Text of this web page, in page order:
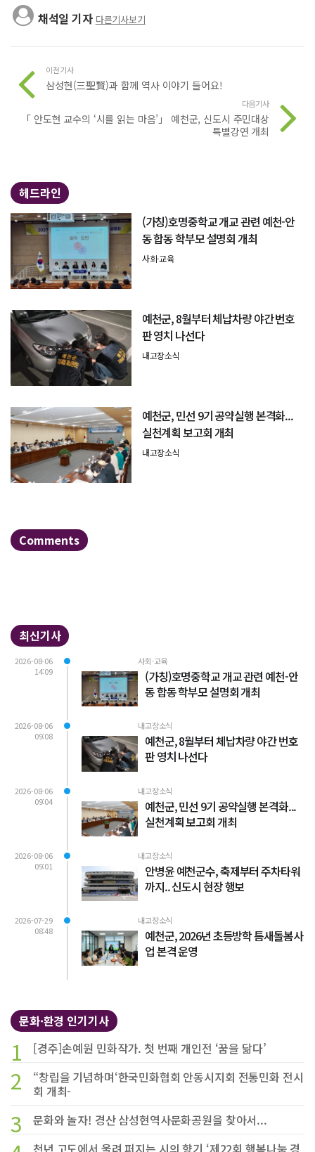
채석일 기자 다른기사보기
이전기사
삼성현(三聖賢)과 함께 역사 이야기 들어요!
다음기사
「 안도현 교수의 ‘시를 읽는 마음’」 예천군, 신도시 주민대상
특별강연 개최
헤드라인
(가칭)호명중학교 개교 관련 예천-안
동 합동 학부모 설명회 개최
사회·교육
예천군, 8월부터 체납차량 야간 번호
판 영치 나선다
내고장소식
예천군, 민선 9기 공약실행 본격화...
실천계획 보고회 개최
내고장소식
Comments
최신기사
2026-08-06
14:09
사회·교육
(가칭)호명중학교 개교 관련 예천-안
동 합동 학부모 설명회 개최
2026-08-06
09:08
내고장소식
예천군, 8월부터 체납차량 야간 번호
판 영치 나선다
2026-08-06
09:04
내고장소식
예천군, 민선 9기 공약실행 본격화...
실천계획 보고회 개최
2026-08-06
09:01
내고장소식
안병윤 예천군수, 축제부터 주차타워
까지.. 신도시 현장 행보
2026-07-29
08:48
내고장소식
예천군, 2026년 초등방학 틈새돌봄사
업 본격 운영
문화·환경 인기기사
1 [경주]손예원 민화작가. 첫 번째 개인전 ‘꿈을 닮다’
2
“창립을 기념하며‘한국민화협회 안동시지회 전통민화 전시
회 개최-
3 문화와 놀자! 경산 삼성현역사문화공원을 찾아서...